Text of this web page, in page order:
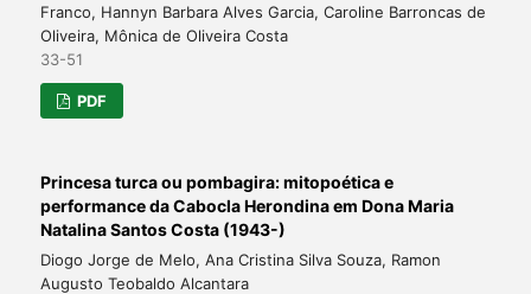
Franco, Hannyn Barbara Alves Garcia, Caroline Barroncas de
Oliveira, Mônica de Oliveira Costa
33-51
PDF
Princesa turca ou pombagira: mitopoética e
performance da Cabocla Herondina em Dona Maria
Natalina Santos Costa (1943-)
Diogo Jorge de Melo, Ana Cristina Silva Souza, Ramon
Augusto Teobaldo Alcantara